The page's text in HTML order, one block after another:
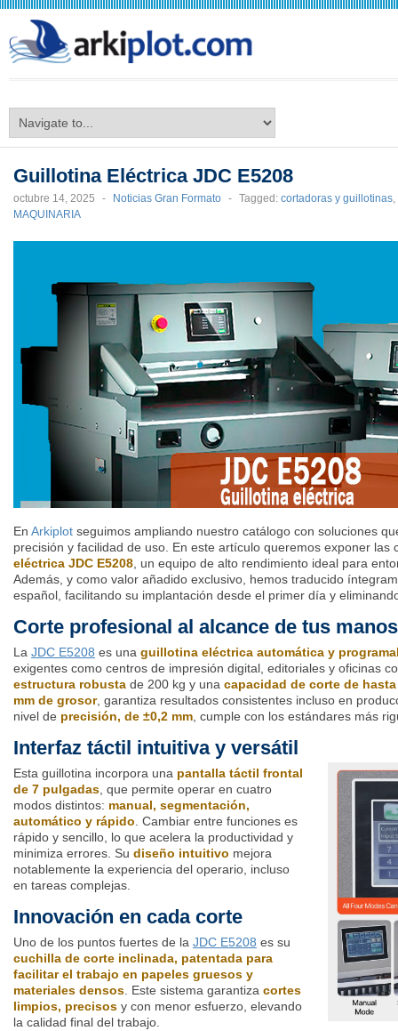
Guillotina Eléctrica JDC E5208
octubre 14, 2025 - Noticias Gran Formato - Tagged: cortadoras y guillotinas,
MAQUINARIA
En Arkiplot seguimos ampliando nuestro catálogo con soluciones
precisión y facilidad de uso. En este artículo queremos exponer
eléctrica JDC E5208, un equipo de alto rendimiento ideal para
Además, y como valor añadido exclusivo, hemos traducido
español, facilitando su implantación desde el primer día y
Corte profesional al alcance de tus manos
La JDC E5208 es una guillotina eléctrica automática y
exigentes como centros de impresión digital, editoriales y oficinas
estructura robusta de 200 kg y una capacidad de corte de
mm de grosor, garantiza resultados consistentes incluso en
nivel de precisión, de ±0,2 mm, cumple con los estándares más
Interfaz táctil intuitiva y versátil
Esta guillotina incorpora una pantalla táctil frontal
de 7 pulgadas, que permite operar en cuatro
modos distintos: manual, segmentación,
automático y rápido. Cambiar entre funciones es
rápido y sencillo, lo que acelera la productividad y
minimiza errores. Su diseño intuitivo mejora
notablemente la experiencia del operario, incluso
en tareas complejas.
Innovación en cada corte
Uno de los puntos fuertes de la JDC E5208 es su
cuchilla de corte inclinada, patentada para
facilitar el trabajo en papeles gruesos y
materiales densos. Este sistema garantiza cortes
limpios, precisos y con menor esfuerzo, elevando
la calidad final del trabajo.